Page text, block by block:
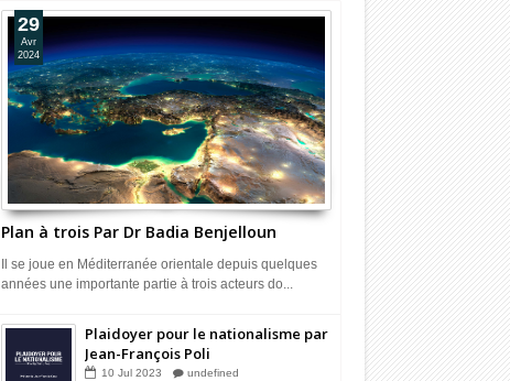
Plan à trois Par Dr Badia Benjelloun
29
Avr
2024
Il se joue en Méditerranée orientale depuis quelques
années une importante partie à trois acteurs do...
Plaidoyer pour le nationalisme par
Jean-François Poli
10 Jul 2023 undefined